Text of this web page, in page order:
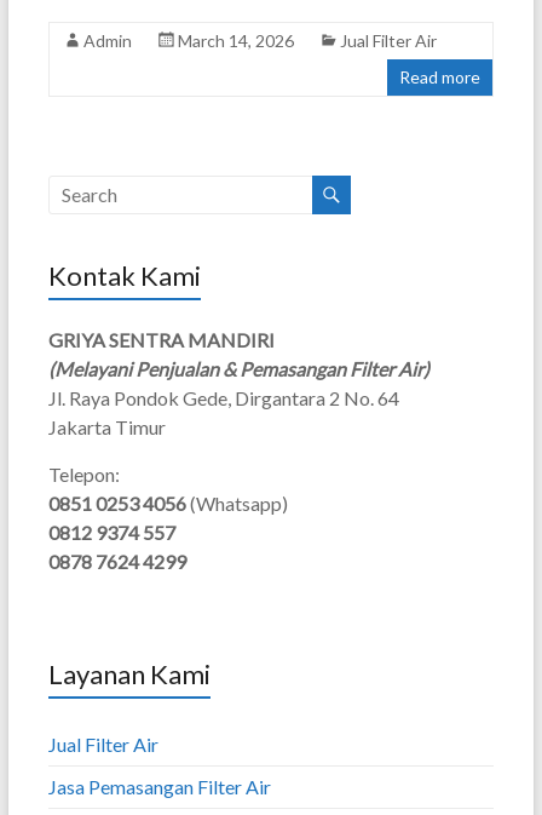
Admin March 14, 2026
Jual Filter Air
Read more
Kontak Kami
GRIYA SENTRA MANDIRI
(Melayani Penjualan & Pemasangan Filter Air)
Jl. Raya Pondok Gede, Dirgantara 2 No. 64
Jakarta Timur
Telepon:
0851 0253 4056(Whatsapp)
0812 9374 557
0878 7624 4299
Layanan Kami
Jual Filter Air
Jasa Pemasangan Filter Air